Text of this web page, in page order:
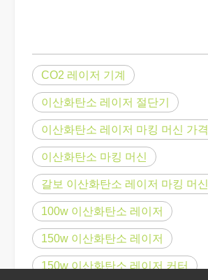
CO2 레이저 기계
이산화탄소 레이저 절단기
이산화탄소 레이저 마킹 머신 가격
이산화탄소 마킹 머신
갈보 이산화탄소 레이저 마킹 머신
100w 이산화탄소 레이저
150w 이산화탄소 레이저
150w 이산화탄소 레이저 커터